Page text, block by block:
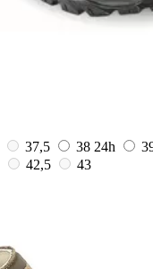
37,5 38 24h
42,5
43